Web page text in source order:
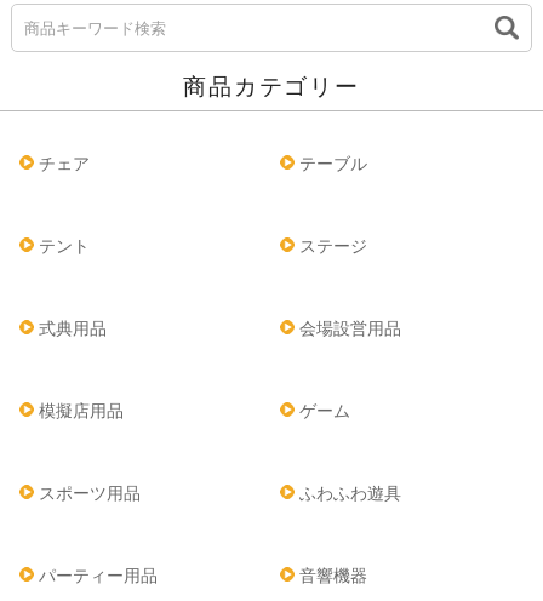
商品カテゴリー
チェア テーブル
テント ステージ
式典用品 会場設営用品
模擬店用品 ゲーム
スポーツ用品 ふわふわ遊具
パーティー用品 音響機器